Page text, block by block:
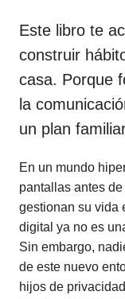
Este libro te
construir
casa. Porque
la
un plan
En un mundo
pantallas antes
gestionan su vida
digital ya no es
Sin embargo,
de este nuevo
hijos de